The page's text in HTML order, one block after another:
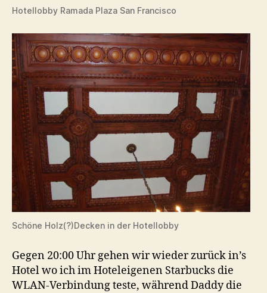
Hotellobby Ramada Plaza San Francisco
Schöne Holz(?)Decken in der Hotellobby
Gegen 20:00 Uhr gehen wir wieder zurück in’s
Hotel wo ich im Hoteleigenen Starbucks die
WLAN-Verbindung teste, während Daddy die